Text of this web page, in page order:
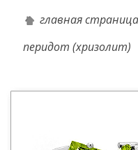
главная страница
перидот (хризолит)